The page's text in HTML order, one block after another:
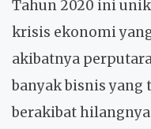
Tahun 2020 ini
krisis ekonomi
akibatnya
banyak bisnis yang
berakibat